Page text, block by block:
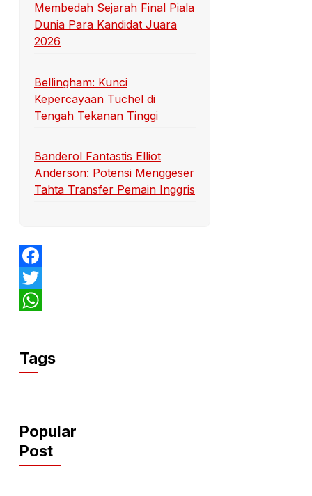
Membedah Sejarah Final Piala
Dunia Para Kandidat Juara
2026
Bellingham: Kunci
Kepercayaan Tuchel di
Tengah Tekanan Tinggi
Banderol Fantastis Elliot
Anderson: Potensi Menggeser
Tahta Transfer Pemain Inggris
Facebook
Twitter
Tags
Popular
Post